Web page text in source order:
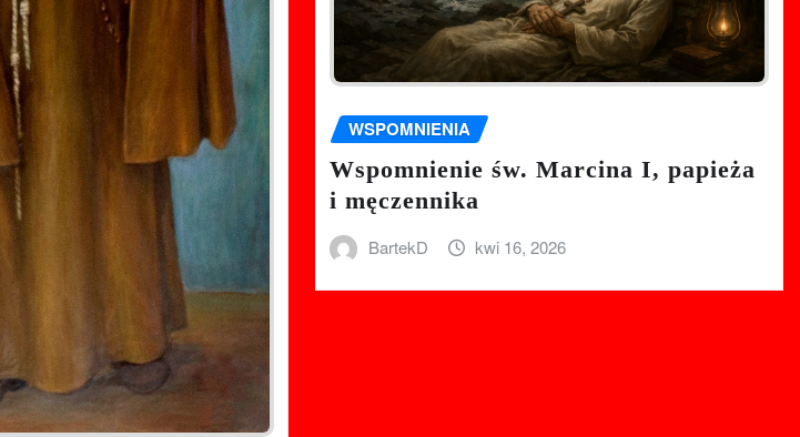
WSPOMNIENIA
Wspomnienie św. Marcina I, papieża
i męczennika
BartekD kwi 16, 2026